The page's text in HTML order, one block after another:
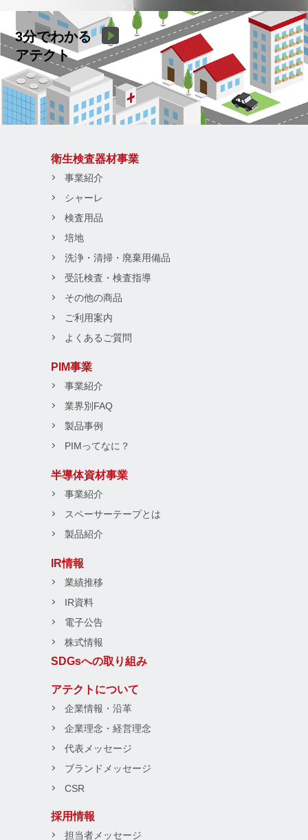
3分でわかる
アテクト
衛生検査器材事業
事業紹介
シャーレ
検査用品
培地
洗浄・清掃・廃棄用備品
受託検査・検査指導
その他の商品
ご利用案内
よくあるご質問
PIM事業
事業紹介
業界別FAQ
製品事例
PIMってなに？
半導体資材事業
事業紹介
スペーサーテープとは
製品紹介
IR情報
業績推移
IR資料
電子公告
株式情報
SDGsへの取り組み
アテクトについて
企業情報・沿革
企業理念・経営理念
代表メッセージ
ブランドメッセージ
CSR
採用情報
担当者メッセージ